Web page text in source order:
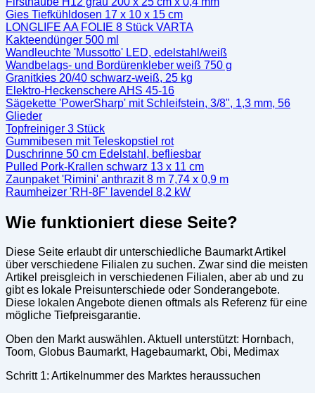
Gies Tiefkühldosen 17 x 10 x 15 cm
LONGLIFE AA FOLIE 8 Stück VARTA
Kakteendünger 500 ml
Wandleuchte 'Mussotto' LED, edelstahl/weiß
Wandbelags- und Bordürenkleber weiß 750 g
Granitkies 20/40 schwarz-weiß, 25 kg
Elektro-Heckenschere AHS 45-16
Sägekette 'PowerSharp' mit Schleifstein, 3/8", 1,3 mm, 56
Glieder
Topfreiniger 3 Stück
Gummibesen mit Teleskopstiel rot
Duschrinne 50 cm Edelstahl, befliesbar
Pulled Pork-Krallen schwarz 13 x 11 cm
Zaunpaket 'Rimini' anthrazit 8 m 7,74 x 0,9 m
Raumheizer 'RH-8F' lavendel 8,2 kW
Wie funktioniert diese Seite?
Diese Seite erlaubt dir unterschiedliche Baumarkt Artikel
über verschiedene Filialen zu suchen. Zwar sind die meisten
Artikel preisgleich in verschiedenen Filialen, aber ab und zu
gibt es lokale Preisunterschiede oder Sonderangebote.
Diese lokalen Angebote dienen oftmals als Referenz für eine
mögliche Tiefpreisgarantie.
Oben den Markt auswählen. Aktuell unterstützt: Hornbach,
Toom, Globus Baumarkt, Hagebaumarkt, Obi, Medimax
Schritt 1: Artikelnummer des Marktes heraussuchen